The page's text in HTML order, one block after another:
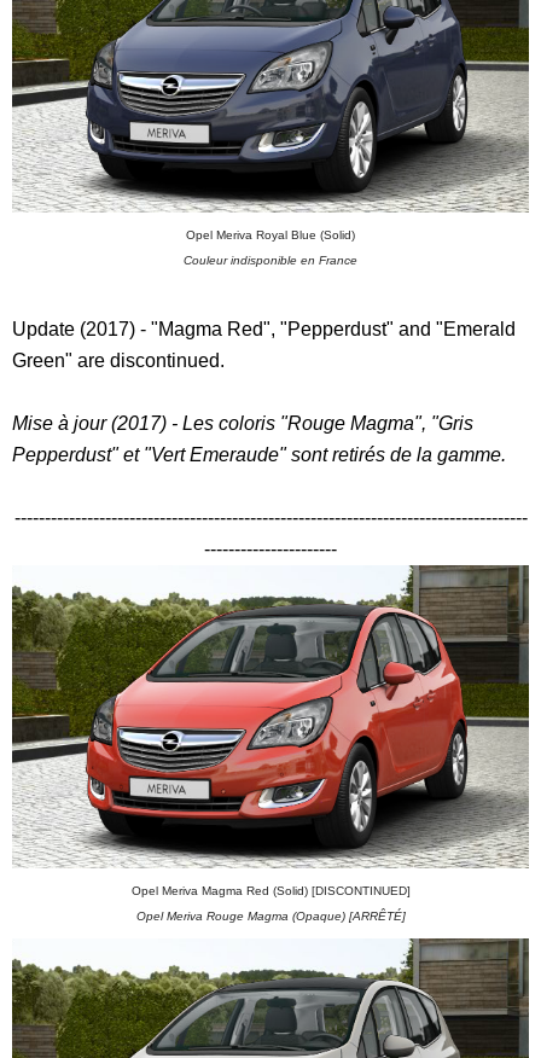
Opel Meriva Royal Blue (Solid)
Couleur indisponible en France
Update (2017) - "Magma Red", "Pepperdust" and "Emerald
Green" are discontinued.
Mise à jour (2017) - Les coloris "Rouge Magma", "Gris
Pepperdust" et "Vert Emeraude" sont retirés de la gamme.
-------------------------------------------------------------------------------------
----------------------
Opel Meriva Magma Red (Solid) [DISCONTINUED]
Opel Meriva Rouge Magma (Opaque) [ARRÊTÉ]